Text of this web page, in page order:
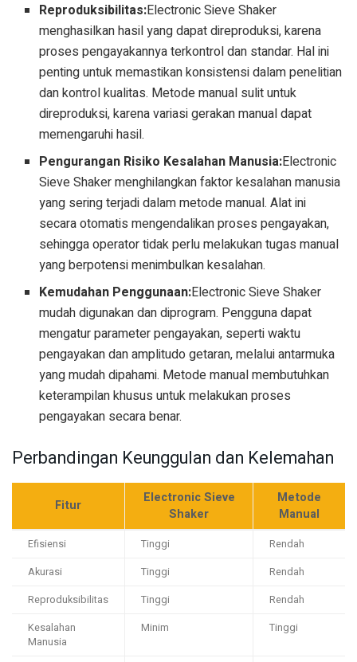
Reproduksibilitas:Electronic Sieve Shaker
menghasilkan hasil yang dapat direproduksi, karena
proses pengayakannya terkontrol dan standar. Hal ini
penting untuk memastikan konsistensi dalam penelitian
dan kontrol kualitas. Metode manual sulit untuk
direproduksi, karena variasi gerakan manual dapat
memengaruhi hasil.
Pengurangan Risiko Kesalahan Manusia:Electronic
Sieve Shaker menghilangkan faktor kesalahan manusia
yang sering terjadi dalam metode manual. Alat ini
secara otomatis mengendalikan proses pengayakan,
sehingga operator tidak perlu melakukan tugas manual
yang berpotensi menimbulkan kesalahan.
Kemudahan Penggunaan:Electronic Sieve Shaker
mudah digunakan dan diprogram. Pengguna dapat
mengatur parameter pengayakan, seperti waktu
pengayakan dan amplitudo getaran, melalui antarmuka
yang mudah dipahami. Metode manual membutuhkan
keterampilan khusus untuk melakukan proses
pengayakan secara benar.
Perbandingan Keunggulan dan Kelemahan
Fitur
Electronic Sieve
Shaker
Metode
Manual
Efisiensi Tinggi
Rendah
Akurasi
Tinggi
Rendah
Reproduksibilitas
Tinggi
Rendah
Kesalahan
Manusia
Minim Tinggi